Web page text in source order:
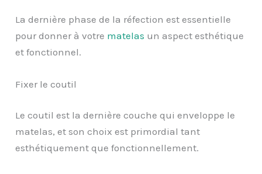
La dernière phase de la réfection est essentielle
pour donner à votre matelas un aspect esthétique
et fonctionnel.
Fixer le coutil
Le coutil est la dernière couche qui enveloppe le
matelas, et son choix est primordial tant
esthétiquement que fonctionnellement.